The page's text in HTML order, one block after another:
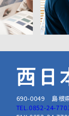
690-0049 島根
TEL.0852-24-